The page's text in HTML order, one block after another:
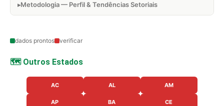
Metodologia — Perfil & Tendências Setoriais
dados prontos verificar
🗺️ Outros Estados
AC AL AM
AP BA CE